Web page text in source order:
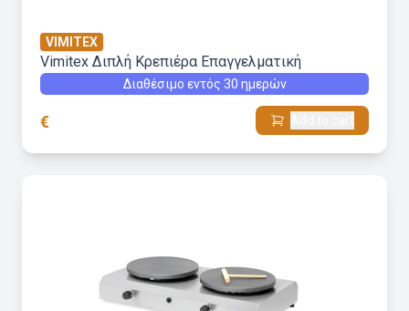
VIMITEX
Vimitex Διπλή Κρεπιέρα Επαγγελματική
Διαθέσιμο εντός 30 ημερών
€